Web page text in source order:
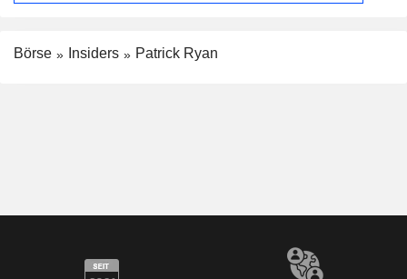
Börse Insiders Patrick Ryan